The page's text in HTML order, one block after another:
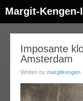
Margit-
Imposante
Amsterdam
Written by margitkengen